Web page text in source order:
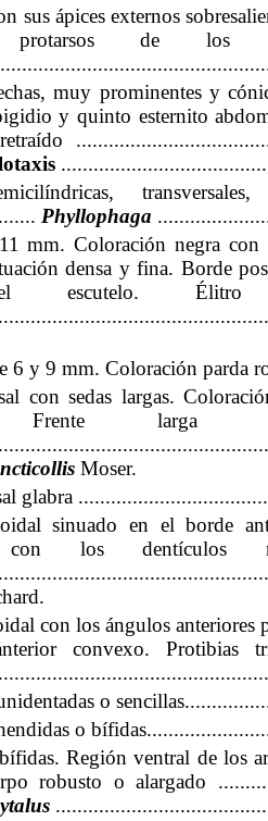
sus ápices externos
de los
muy prominentes y
y quinto esternito
Phyllophaga
mm. Coloración negra con
densa y fina. Borde
escutelo.
6 y 9 mm. Coloración parda
con sedas largas.
Frente
Moser.
glabra
sinuado en el borde
con los
.
con los ángulos
convexo. Protibias
o
o
Región ventral de los
robusto o alargado